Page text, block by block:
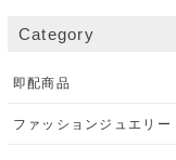
Category
即配商品
ファッションジュエリー